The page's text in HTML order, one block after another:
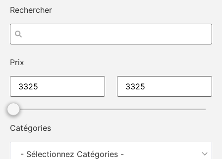
Rechercher
Prix
Catégories
- Sélectionnez Catégories -